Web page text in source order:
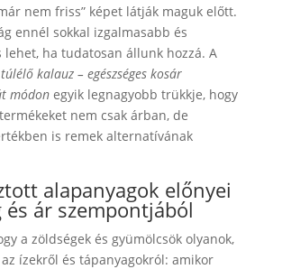
nem friss” képet látják maguk előtt.
ennél sokkal izgalmasabb és
lehet, ha tudatosan állunk hozzá. A
kalauz – egészséges kosár
módonegyik legnagyobb trükkje, hogy
nem csak árban, de
is remek alternatívának
alapanyagok előnyei
és ár szempontjából
a zöldségek és gyümölcsök olyanok,
ízekről és tápanyagokról: amikor